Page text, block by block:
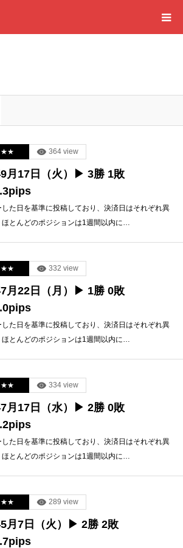
364 view
月17日（火）▶ 3勝 1敗
た日を基準に投稿しており、決済日はそれぞれ異
ほとんどのポジションは1週間以内に…
332 view
月22日（月）▶ 1勝 0敗
た日を基準に投稿しており、決済日はそれぞれ異
ほとんどのポジションは1週間以内に…
334 view
月17日（水）▶ 2勝 0敗
た日を基準に投稿しており、決済日はそれぞれ異
ほとんどのポジションは1週間以内に…
289 view
月7日（火）▶ 2勝 2敗